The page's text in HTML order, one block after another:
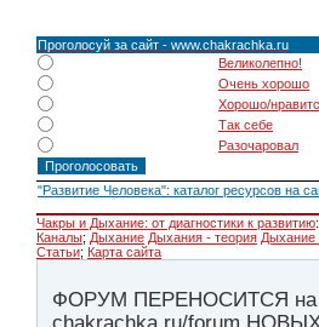
Проголосуй за сайт - www.chakrachka.ru
Великолепно!
Очень хорошо
Хорошо/
Так себе
Разочаровал
"Развитие Человека": каталог ресурсов на
Чакры и Дыхание: от диагностики к развитию:
Каналы; Дыхание Дыхания - теория Дыхание
Статьи; Карта сайта
ФОРУМ ПЕРЕНОСИТСЯ на
chakrachka.ru/forum